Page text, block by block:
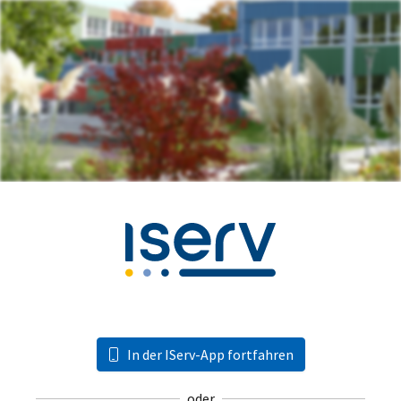
In der IServ-App fortfahren